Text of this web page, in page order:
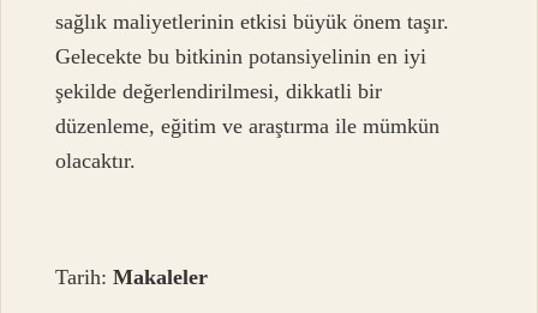
sağlık maliyetlerinin etkisi büyük önem taşır.
Gelecekte bu bitkinin potansiyelinin en iyi
şekilde değerlendirilmesi, dikkatli bir
düzenleme, eğitim ve araştırma ile mümkün
olacaktır.
Tarih:Makaleler